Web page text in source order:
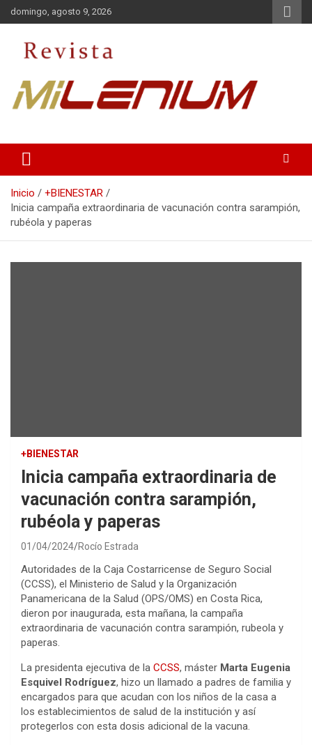
Saltar
al
domingo, agosto 9, 2026
Inicio
+BIENESTAR
Inicia campaña extraordinaria de vacunación contra sarampión,
rubéola y paperas
+BIENESTAR
Inicia campaña extraordinaria de
vacunación contra sarampión,
rubéola y paperas
01/04/2024 Rocío Estrada
Autoridades de la Caja Costarricense de Seguro Social
(CCSS), el Ministerio de Salud y la Organización
Panamericana de la Salud (OPS/OMS) en Costa Rica,
dieron por inaugurada, esta mañana, la campaña
extraordinaria de vacunación contra sarampión, rubeola y
paperas.
La presidenta ejecutiva de la CCSS, máster Marta Eugenia
Esquivel Rodríguez, hizo un llamado a padres de familia y
encargados para que acudan con los niños de la casa a
los establecimientos de salud de la institución y así
protegerlos con esta dosis adicional de la vacuna.